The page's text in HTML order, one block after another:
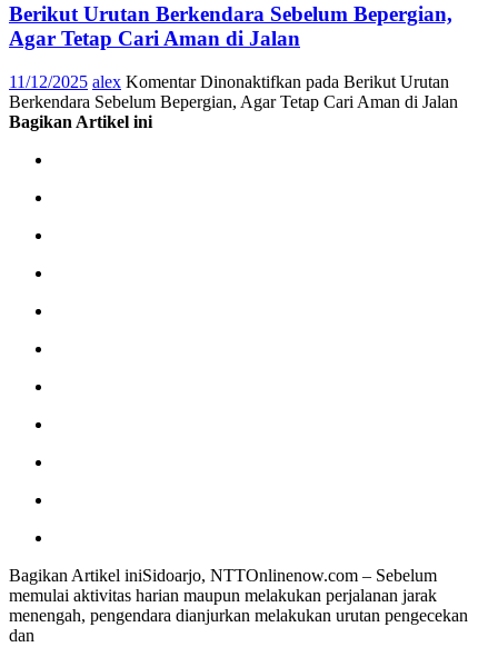
Berikut Urutan Berkendara Sebelum Bepergian,
Agar Tetap Cari Aman di Jalan
11/12/2025 alex Komentar Dinonaktifkan pada Berikut Urutan
Berkendara Sebelum Bepergian, Agar Tetap Cari Aman di Jalan
Bagikan Artikel ini
Bagikan Artikel iniSidoarjo, NTTOnlinenow.com – Sebelum
memulai aktivitas harian maupun melakukan perjalanan jarak
menengah, pengendara dianjurkan melakukan urutan pengecekan
dan